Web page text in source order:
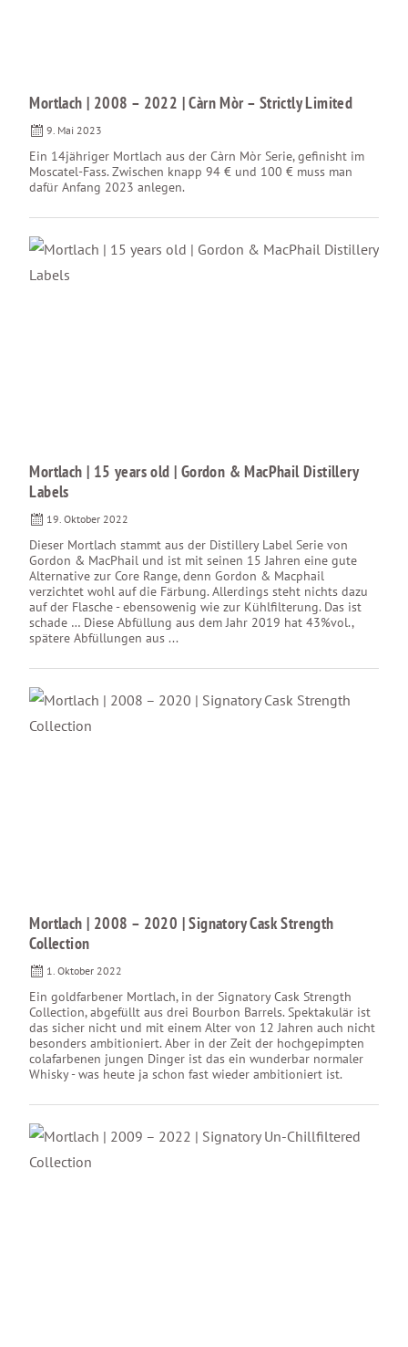
Mortlach | 2008 – 2022 | Càrn Mòr – Strictly Limited
9. Mai 2023
Ein 14jähriger Mortlach aus der Càrn Mòr Serie, gefinisht im
Moscatel-Fass. Zwischen knapp 94 € und 100 € muss man
dafür Anfang 2023 anlegen.
Mortlach | 15 years old | Gordon & MacPhail Distillery
Labels
19. Oktober 2022
Dieser Mortlach stammt aus der Distillery Label Serie von
Gordon & MacPhail und ist mit seinen 15 Jahren eine gute
Alternative zur Core Range, denn Gordon & Macphail
verzichtet wohl auf die Färbung. Allerdings steht nichts dazu
auf der Flasche - ebensowenig wie zur Kühlfilterung. Das ist
schade … Diese Abfüllung aus dem Jahr 2019 hat 43%vol.,
spätere Abfüllungen aus ...
Mortlach | 2008 – 2020 | Signatory Cask Strength
Collection
1. Oktober 2022
Ein goldfarbener Mortlach, in der Signatory Cask Strength
Collection, abgefüllt aus drei Bourbon Barrels. Spektakulär ist
das sicher nicht und mit einem Alter von 12 Jahren auch nicht
besonders ambitioniert. Aber in der Zeit der hochgepimpten
colafarbenen jungen Dinger ist das ein wunderbar normaler
Whisky - was heute ja schon fast wieder ambitioniert ist.